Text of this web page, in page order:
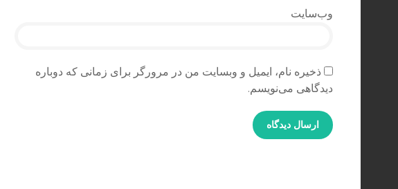
وب‌سایت
ذخیره نام، ایمیل و وبسایت من در مرورگر برای زمانی که دوباره
دیدگاهی می‌نویسم.